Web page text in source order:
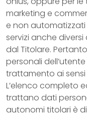
marketing e
e non
servizi anche
dal Titolare.
personali
trattamento ai sensi
L’elenco completo
trattano dati
autonomi titolari è